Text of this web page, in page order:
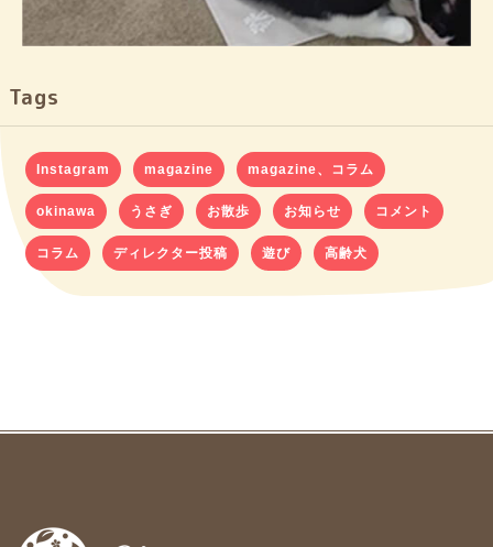
Tags
Instagram magazine magazine、コラム
okinawa うさぎ お散歩 お知らせ コメント
コラム ディレクター投稿 遊び 高齢犬